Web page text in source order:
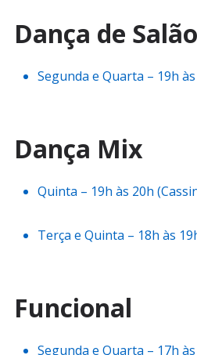
Dança de Salão
Segunda e Quarta – 19h
Dança Mix
Quinta – 19h às 20h
Terça e Quinta – 18h às
Funcional
Segunda e Quarta – 17h